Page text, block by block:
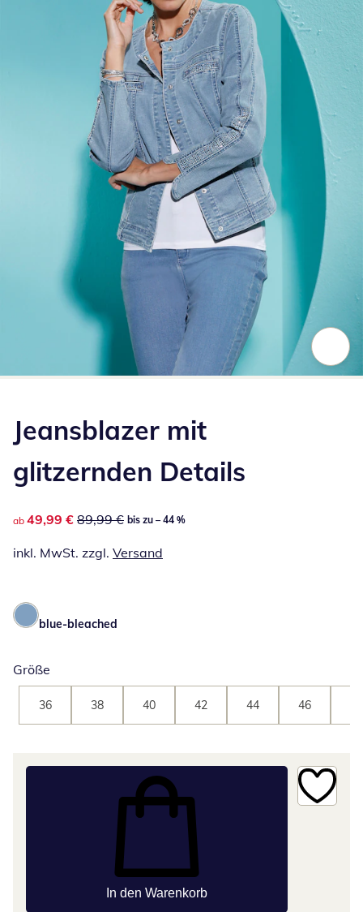
Jeansblazer mit
glitzernden Details
reduzierter Preis 49,99 €, vorheriger Preis: 89,99 €
ab 49,99 € 89,99 € bis zu – 44 %
inkl. MwSt. zzgl. Versand
blue-bleached
Größe
36 38 40 42 44 46
In den Warenkorb